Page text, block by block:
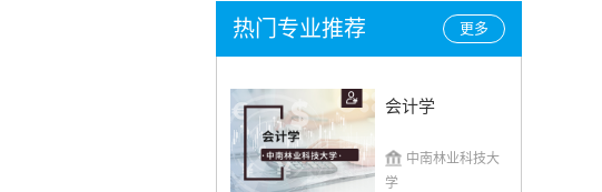
更多
热门专业推荐
会计学
中南林业科技大
学